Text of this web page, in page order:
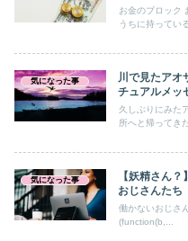
お金のブロック
うちに持ってい
気になった事
川で見たアオ
チュアルメッ
久しぶりにみた
所へと帰ってき
気になった事
【妖精さん
おじさんたち
働かないおじさ
(function(b,...